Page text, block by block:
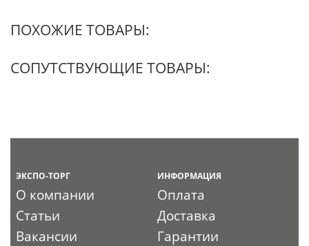
ПОХОЖИЕ ТОВАРЫ:
СОПУТСТВУЮЩИЕ ТОВАРЫ:
ЭКСПО-ТОРГ
О компании
Статьи
Вакансии
ИНФОРМАЦИЯ
Оплата
Доставка
Гарантии